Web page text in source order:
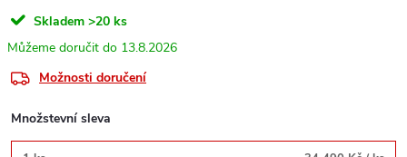
Skladem >20 ks
13.8.2026
Možnosti doručení
Množstevní sleva